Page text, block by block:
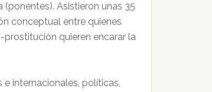
Asistieron unas 35
conceptual entre quienes
prostitución quieren encarar la
internacionales, políticas,